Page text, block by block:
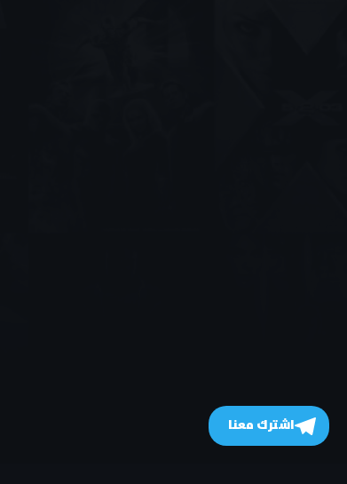
اشترك معنا